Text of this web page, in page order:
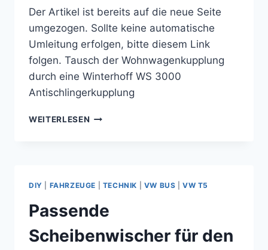
Der Artikel ist bereits auf die neue Seite
umgezogen. Sollte keine automatische
Umleitung erfolgen, bitte diesem Link
folgen. Tausch der Wohnwagenkupplung
durch eine Winterhoff WS 3000
Antischlingerkupplung
WEITERLESEN TAUSCH
WINTERHOFF
WS
3000
ANTISCHLINGERKUPPLUNG
DIY FAHRZEUGE TECHNIK VW BUS |VW T5
Passende
Scheibenwischer für den